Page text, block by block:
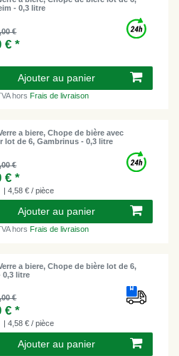
- 0,3 litre
€
€ *
Ajouter au panier
hors Frais de livraison
a biere, Chope de bière avec
lot de 6, Gambrinus - 0,3 litre
€
€ *
| 4,58 € / pièce
Ajouter au panier
hors Frais de livraison
a biere, Chope de bière lot de 6,
0,3 litre
€
€ *
| 4,58 € / pièce
Ajouter au panier